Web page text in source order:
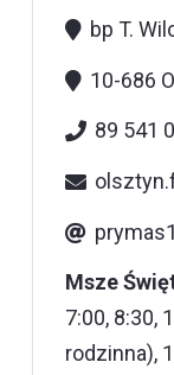
bp T.
10-686
89 541
Msze
7:00, 8:30,
rodzinna),